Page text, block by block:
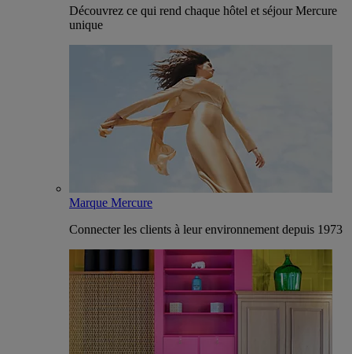
Découvrez ce qui rend chaque hôtel et séjour Mercure
unique
Marque Mercure
Connecter les clients à leur environnement depuis 1973